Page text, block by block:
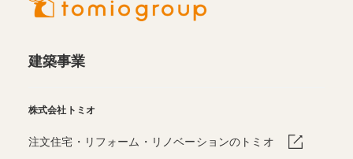
建築事業
株式会社トミオ
注文住宅・リフォーム・リノベーションのトミオ